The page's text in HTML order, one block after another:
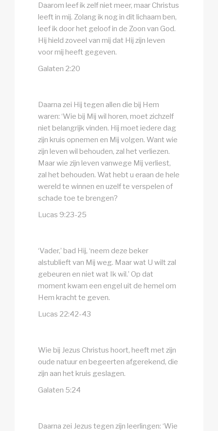
Daarom leef ik zelf niet meer, maar Christus
leeft in mij. Zolang ik nog in dit lichaam ben,
leef ik door het geloof in de Zoon van God.
Hij hield zoveel van mij dat Hij zijn leven
voor mij heeft gegeven.
Galaten 2:20
Daarna zei Hij tegen allen die bij Hem
waren: ‘Wie bij Mij wil horen, moet zichzelf
niet belangrijk vinden. Hij moet iedere dag
zijn kruis opnemen en Mij volgen. Want wie
zijn leven wil behouden, zal het verliezen.
Maar wie zijn leven vanwege Mij verliest,
zal het behouden. Wat hebt u eraan de hele
wereld te winnen en uzelf te verspelen of
schade toe te brengen?
Lucas 9:23-25
‘Vader,’ bad Hij, ‘neem deze beker
alstublieft van Mij weg. Maar wat U wilt zal
gebeuren en niet wat Ik wil.’ Op dat
moment kwam een engel uit de hemel om
Hem kracht te geven.
Lucas 22:42-43
Wie bij Jezus Christus hoort, heeft met zijn
oude natuur en begeerten afgerekend, die
zijn aan het kruis geslagen.
Galaten 5:24
Daarna zei Jezus tegen zijn leerlingen: ‘Wie